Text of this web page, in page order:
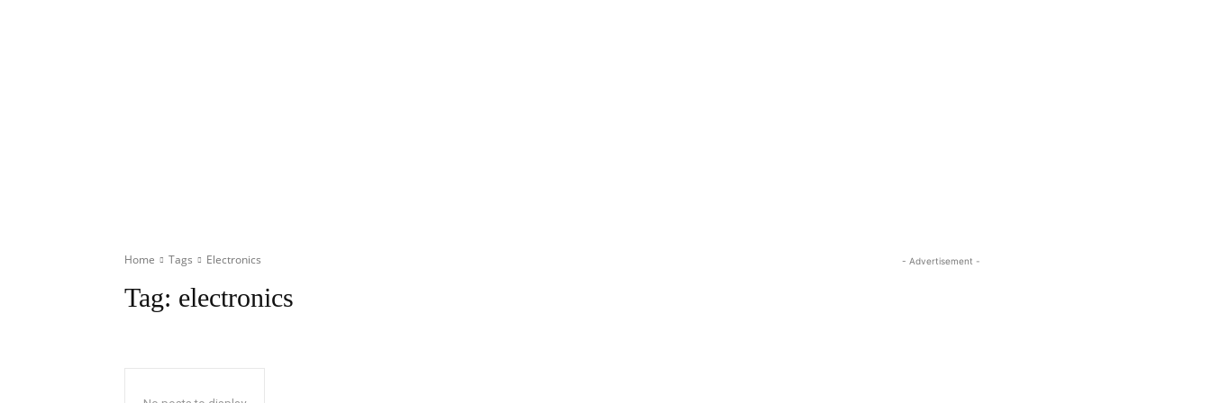
Home Tags Electronics
Tag: electronics
- Advertisement -